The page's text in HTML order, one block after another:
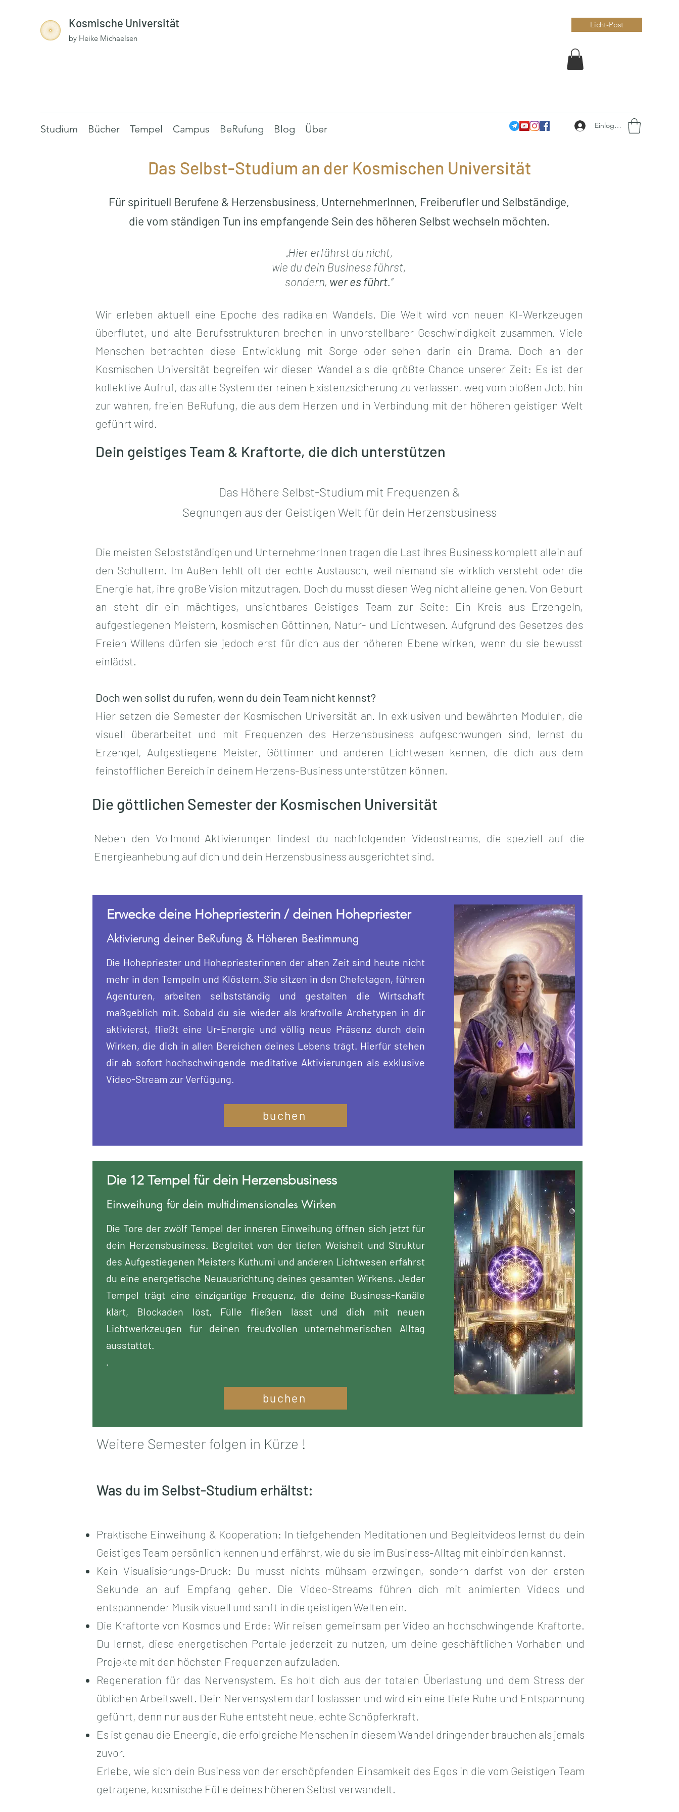
Kosmische Universität
by Heike Michaelsen
Licht-Post
Studium Bücher Tempel Campus BeRufung Blog Über Einloggen
Das Selbst-Studium an der Kosmischen Universität
Für spirituell Berufene & Herzensbusiness, UnternehmerInnen, Freiberufler und Selbständige,
die vom ständigen Tun ins empfangende Sein des höheren Selbst wechseln möchten.
„Hier erfährst du nicht,
wie du dein Business führst,
sondern, wer es führt.“
​​​Wir erleben aktuell eine Epoche des radikalen Wandels. Die Welt wird von neuen KI-Werkzeugen
überflutet, und alte Berufsstrukturen brechen in unvorstellbarer Geschwindigkeit zusammen. Viele
Menschen betrachten diese Entwicklung mit Sorge oder sehen darin ein Drama. Doch an der
Kosmischen Universität begreifen wir diesen Wandel als die größte Chance unserer Zeit: Es ist der
kollektive Aufruf, das alte System der reinen Existenzsicherung zu verlassen, weg vom bloßen Job, hin
zur wahren, freien BeRufung, die aus dem Herzen und in Verbindung mit der höheren geistigen Welt
geführt wird.
Dein geistiges Team & Kraftorte, die dich unterstützen
Das Höhere Selbst-Studium mit Frequenzen &
Segnungen aus der Geistigen Welt für dein Herzensbusiness
Die meisten Selbstständigen und UnternehmerInnen tragen die Last ihres Business komplett allein auf
den Schultern. Im Außen fehlt oft der echte Austausch, weil niemand sie wirklich versteht oder die
Energie hat, ihre große Vision mitzutragen. Doch du musst diesen Weg nicht alleine gehen. Von Geburt
an steht dir ein mächtiges, unsichtbares Geistiges Team zur Seite: Ein Kreis aus Erzengeln,
aufgestiegenen Meistern, kosmischen Göttinnen, Natur- und Lichtwesen. Aufgrund des Gesetzes des
Freien Willens dürfen sie jedoch erst für dich aus der höheren Ebene wirken, wenn du sie bewusst
einlädst.
Doch wen sollst du rufen, wenn du dein Team nicht kennst?
Hier setzen die Semester der Kosmischen Universität an. In exklusiven und bewährten Modulen, die
visuell überarbeitet und mit Frequenzen des Herzensbusiness aufgeschwungen sind, lernst du
Erzengel, Aufgestiegene Meister, Göttinnen und anderen Lichtwesen kennen, die dich aus dem
feinstofflichen Bereich in deinem Herzens-Business unterstützen können.
Die göttlichen Semester der Kosmischen Universität
Neben den Vollmond-Aktivierungen findest du nachfolgenden Videostreams, die speziell auf die
Energieanhebung auf dich und dein Herzensbusiness ausgerichtet sind.
Erwecke deine Hohepriesterin / deinen Hohepriester
Aktivierung deiner BeRufung & Höheren Bestimmung
Die Hohepriester und Hohepriesterinnen der alten Zeit sind heute nicht
mehr in den Tempeln und Klöstern. Sie sitzen in den Chefetagen, führen
Agenturen, arbeiten selbstständig und gestalten die Wirtschaft
maßgeblich mit. Sobald du sie wieder als kraftvolle Archetypen in dir
aktivierst, fließt eine Ur-Energie und völlig neue Präsenz durch dein
Wirken, die dich in allen Bereichen deines Lebens trägt. Hierfür stehen
dir ab sofort hochschwingende meditative Aktivierungen als exklusive
Video-Stream zur Verfügung.
buchen
Die 12 Tempel für dein Herzensbusiness
Einweihung für dein multidimensionales Wirken
Die Tore der zwölf Tempel der inneren Einweihung öffnen sich jetzt für
dein Herzensbusiness. Begleitet von der tiefen Weisheit und Struktur
des Aufgestiegenen Meisters Kuthumi und anderen Lichtwesen erfährst
du eine energetische Neuausrichtung deines gesamten Wirkens.​ Jeder
Tempel trägt eine einzigartige Frequenz, die deine Business-Kanäle
klärt, Blockaden löst, Fülle fließen lässt und dich mit neuen
Lichtwerkzeugen für deinen freudvollen unternehmerischen Alltag
ausstattet.
.
buchen
Weitere Semester folgen in Kürze !
Was du im Selbst-Studium erhältst:
Praktische Einweihung & Kooperation: In tiefgehenden Meditationen und Begleitvideos lernst du dein
Geistiges Team persönlich kennen und erfährst, wie du sie im Business-Alltag mit einbinden kannst.
Kein Visualisierungs-Druck: Du musst nichts mühsam erzwingen, sondern darfst von der ersten
Sekunde an auf Empfang gehen. Die Video-Streams führen dich mit animierten Videos und
entspannender Musik visuell und sanft in die geistigen Welten ein.
Die Kraftorte von Kosmos und Erde: Wir reisen gemeinsam per Video an hochschwingende Kraftorte.
Du lernst, diese energetischen Portale jederzeit zu nutzen, um deine geschäftlichen Vorhaben und
Projekte mit den höchsten Frequenzen aufzuladen.
Regeneration für das Nervensystem. Es holt dich aus der totalen Überlastung und dem Stress der
üblichen Arbeitswelt. Dein Nervensystem darf loslassen und wird ein eine tiefe Ruhe und Entspannung
geführt, denn nur aus der Ruhe entsteht neue, echte Schöpferkraft.
Es ist genau die Eneergie, die erfolgreiche Menschen in diesem Wandel dringender brauchen als jemals
zuvor.
Erlebe, wie sich dein Business von der erschöpfenden Einsamkeit des Egos in die vom Geistigen Team
getragene, kosmische Fülle deines höheren Selbst verwandelt.​